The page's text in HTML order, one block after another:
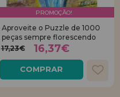
PROMOÇÃO!
Aproveite o Puzzle de 1000
peças sempre florescendo
17,23€
16,37€
COMPRAR